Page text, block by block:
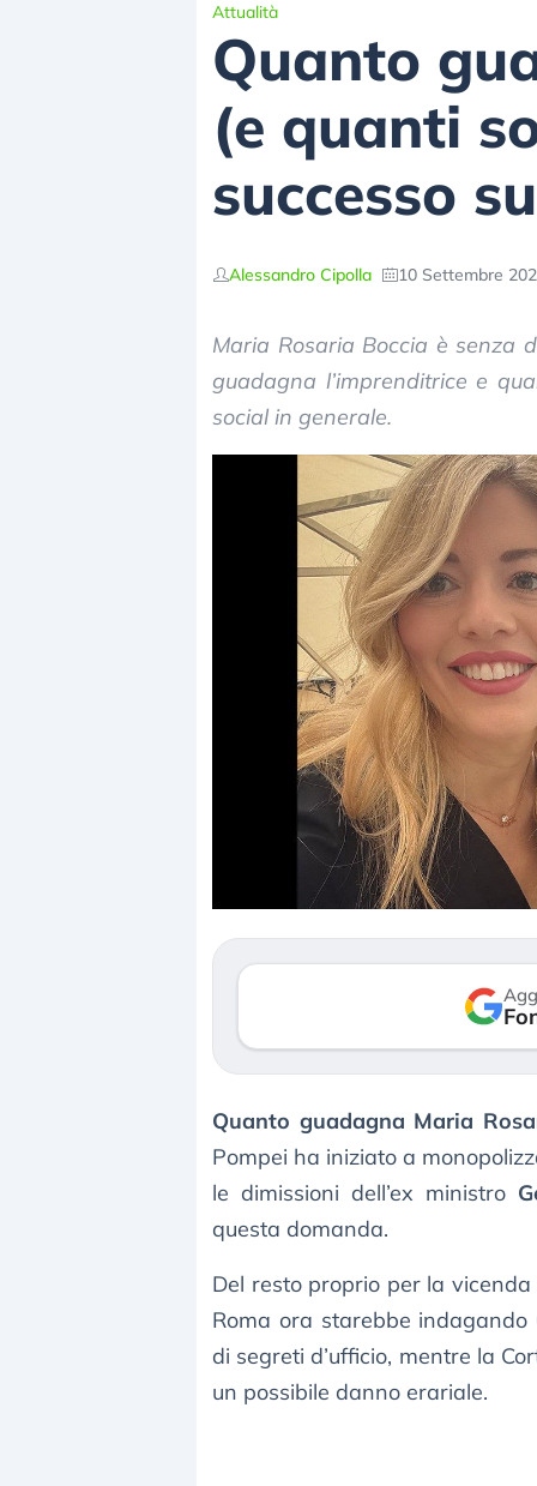
Attualità
Quanto
(e quanti
successo
Alessandro Cipolla 10 Settembre
Maria Rosaria Boccia è senza
guadagna l’imprenditrice e
social in generale.
Quanto guadagna Maria
Pompei ha iniziato a
le dimissioni dell’ex ministro
questa domanda.
Del resto proprio per la
Roma ora starebbe
di segreti d’ufficio, mentre la
un possibile danno erariale.
Dalle valutazioni
correzione. Cosa sta
repricing degli asset?
mostrando segni di
verso le (…)